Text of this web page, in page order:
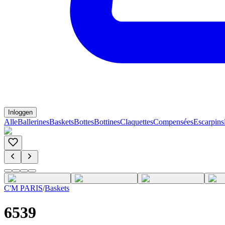
Inloggen
AlleBallerinesBasketsBottesBottinesClaquettesCompenséesEscarpins
C'M PARIS/Baskets
6539